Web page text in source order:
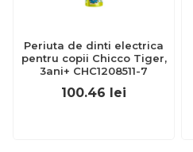
Periuta de dinti electrica
pentru copii Chicco Tiger,
3ani+ CHC1208511-7
100.46 lei